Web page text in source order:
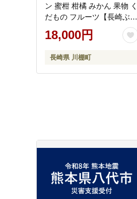
ン 蜜柑 柑橘 みかん 果物 く
だもの フルーツ【長崎ぶん
たんの会】 [OAF006] ミカ
ン 柑橘 果物 フルーツ
18,000円
長崎県 川棚町